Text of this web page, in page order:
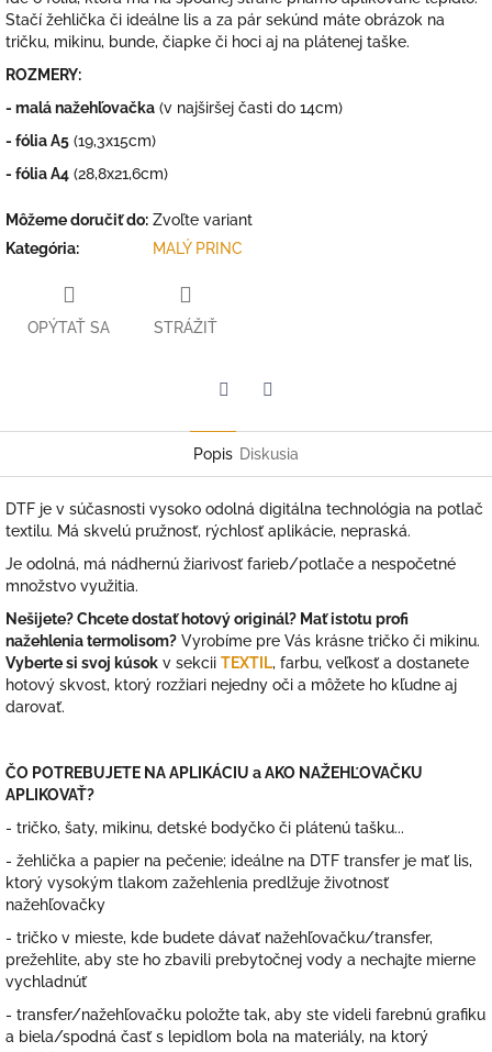
Stačí žehlička či ideálne lis a za pár sekúnd máte obrázok na
tričku, mikinu, bunde, čiapke či hoci aj na plátenej taške.
ROZMERY:
- malá nažehľovačka (v najširšej časti do 14cm)
- fólia A5 (19,3x15cm)
- fólia A4 (28,8x21,6cm)
Môžeme doručiť do: Zvoľte variant
Kategória: MALÝ PRINC
OPÝTAŤ SA STRÁŽIŤ
Popis Diskusia
DTF je v súčasnosti vysoko odolná digitálna technológia na potlač
textilu. Má skvelú pružnosť, rýchlosť aplikácie, nepraská.
Je odolná, má nádhernú žiarivosť farieb/potlače a nespočetné
množstvo využitia.
Nešijete? Chcete dostať hotový originál? Mať istotu profi
nažehlenia termolisom? Vyrobíme pre Vás krásne tričko či mikinu.
Vyberte si svoj kúsok v sekcii TEXTIL, farbu, veľkosť a dostanete
hotový skvost, ktorý rozžiari nejedny oči a môžete ho kľudne aj
darovať.
ČO POTREBUJETE NA APLIKÁCIU a AKO NAŽEHĽOVAČKU
APLIKOVAŤ?
- tričko, šaty, mikinu, detské bodyčko či plátenú tašku...
- žehlička a papier na pečenie; ideálne na DTF transfer je mať lis,
ktorý vysokým tlakom zažehlenia predlžuje životnosť
nažehľovačky
- tričko v mieste, kde budete dávať nažehľovačku/transfer,
prežehlite, aby ste ho zbavili prebytočnej vody a nechajte mierne
vychladnúť
- transfer/nažehľovačku položte tak, aby ste videli farebnú grafiku
a biela/spodná časť s lepidlom bola na materiály, na ktorý